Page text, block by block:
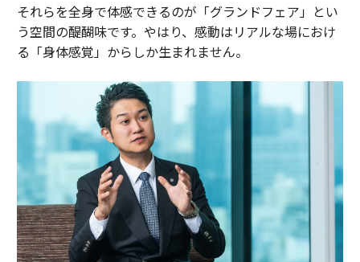
それらを全身で体感できるのが「グランドフェア」とい
う空間の醍醐味です。やはり、感動はリアルな場におけ
る「身体感覚」からしか生まれません。